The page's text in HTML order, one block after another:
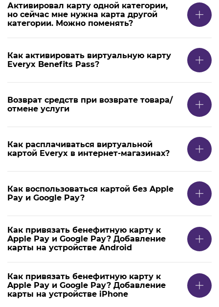
Активировал карту одной категории,
но сейчас мне нужна карта другой
категории. Можно поменять?
Как активировать виртуальную карту
Everyx Benefits Pass?
Возврат средств при возврате товара/
отмене услуги
Как расплачиваться виртуальной
картой Everyx в интернет-магазинах?
Как воспользоваться картой без Apple
Pay и Google Pay?
Как привязать бенефитную карту к
Apple Pay и Google Pay? Добавление
карты на устройстве Android
Как привязать бенефитную карту к
Apple Pay и Google Pay? Добавление
карты на устройстве iPhone